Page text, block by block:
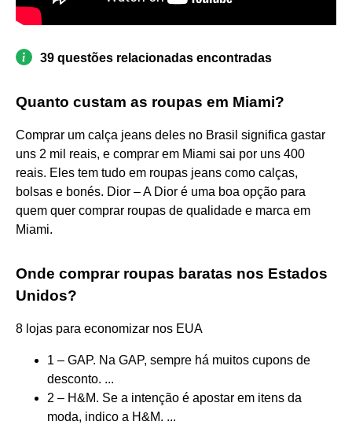
39 questões relacionadas encontradas
Quanto custam as roupas em Miami?
Comprar um calça jeans deles no Brasil significa gastar
uns 2 mil reais, e comprar em Miami sai por uns 400
reais. Eles tem tudo em roupas jeans como calças,
bolsas e bonés. Dior – A Dior é uma boa opção para
quem quer comprar roupas de qualidade e marca em
Miami.
Onde comprar roupas baratas nos Estados
Unidos?
8 lojas para economizar nos EUA
1 – GAP. Na GAP, sempre há muitos cupons de
desconto. ...
2 – H&M. Se a intenção é apostar em itens da
moda, indico a H&M. ...